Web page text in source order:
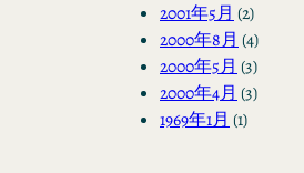
2001年5月 (2)
2000年8月 (4)
2000年5月 (3)
2000年4月 (3)
1969年1月 (1)